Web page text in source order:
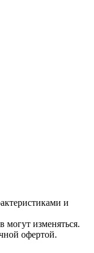
и
могут изменяться.
офертой.